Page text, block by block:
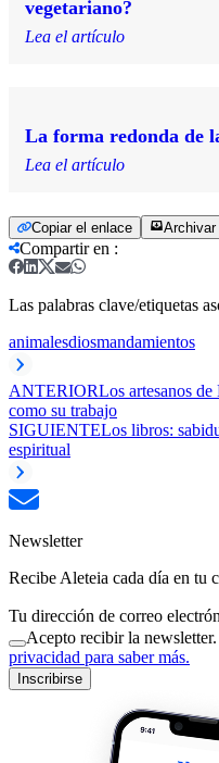
vegetariano?
Lea el artículo
La forma redonda de
Lea el artículo
Copiar el enlace
Compartir en :
Las palabras clave/etiquetas
animalesdiosmandamientos
ANTERIORLos artesanos
como su trabajo
SIGUIENTELos libros:
espiritual
Newsletter
Recibe Aleteia cada día en tu
Tu dirección de correo
Acepto recibir la
privacidad para saber más.
Inscribirse